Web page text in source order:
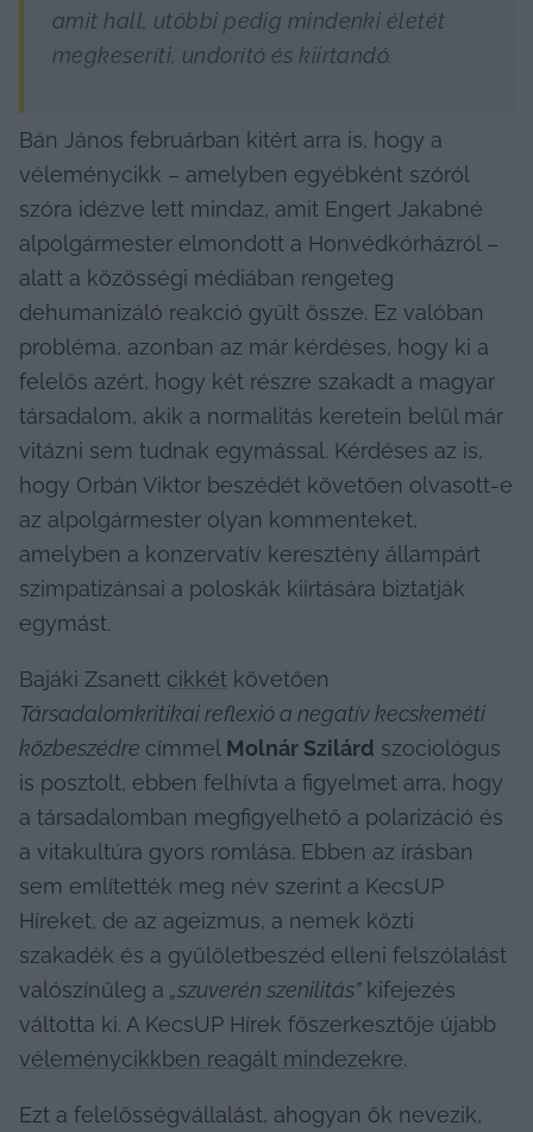
amit hall, utóbbi pedig mindenki életét
megkeseríti, undorító és kiirtandó.
Bán János februárban kitért arra is, hogy a
véleménycikk – amelyben egyébként szóról
szóra idézve lett mindaz, amit Engert Jakabné
alpolgármester elmondott a Honvédkórházról –
alatt a közösségi médiában rengeteg
dehumanizáló reakció gyűlt össze. Ez valóban
probléma, azonban az már kérdéses, hogy ki a
felelős azért, hogy két részre szakadt a magyar
társadalom, akik a normalitás keretein belül már
vitázni sem tudnak egymással. Kérdéses az is,
hogy Orbán Viktor beszédét követően olvasott-e
az alpolgármester olyan kommenteket,
amelyben a konzervatív keresztény állampárt
szimpatizánsai a poloskák kiirtására biztatják
egymást.
Bajáki Zsanett cikkét
Társadalomkritikai reflexió a negatív kecskeméti
közbeszédre címmel Molnár Szilárd szociológus
is posztolt, ebben felhívta a figyelmet arra, hogy
a társadalomban megfigyelhető a polarizáció és
a vitakultúra gyors romlása. Ebben az írásban
sem említették meg név szerint a KecsUP
Híreket, de az ageizmus, a nemek közti
szakadék és a gyűlöletbeszéd elleni felszólalást
valószínűleg a „szuverén szenilitás” kifejezés
véleménycikkben reagált mindezekre.